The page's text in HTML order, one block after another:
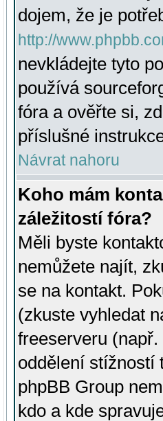
dojem, že je
http://
nevkládejte tyto
používá
fóra a ověřte si,
příslušné
Návrat nahoru
Koho mám
záležitostí fóra?
Měli byste
nemůžete najít,
se na kontakt.
(zkuste vyhledat
freeserveru
oddělení stížností
phpBB Group
kdo a kde